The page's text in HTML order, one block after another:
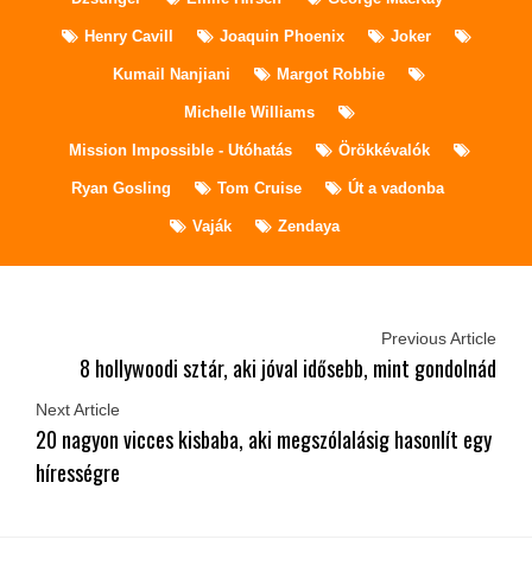
Henry Cavill Joaquin Phoenix Joker
Kumail Nanjiani Margot Robbie
Michelle Williams
Mission Impossible - Utóhatás Örökkévalók
Ryan Gosling Tom Cruise Út a vadonba
Vaják Zendaya
Previous Article
8 hollywoodi sztár, aki jóval idősebb, mint gondolnád
Next Article
20 nagyon vicces kisbaba, aki megszólalásig hasonlít egy
hírességre